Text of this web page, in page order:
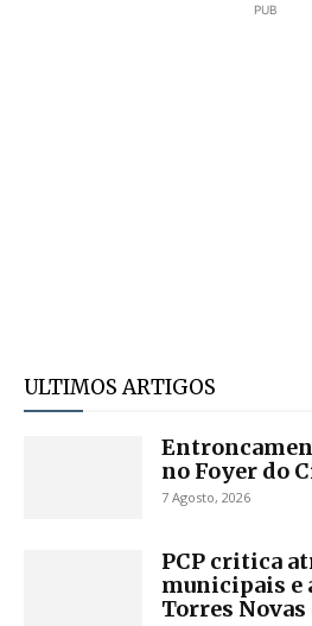
PUB
ULTIMOS ARTIGOS
no Foyer do
7 Agosto, 2026
PCP critica
municipais e
Torres